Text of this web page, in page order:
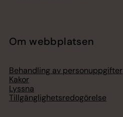
Om webbplatsen
Behandling av personuppgifter
Kakor
Lyssna
Tillgänglighetsredogörelse